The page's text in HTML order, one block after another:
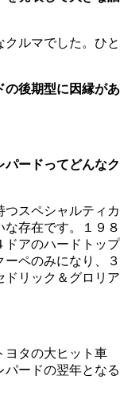
ルマでした。ひと
の後期型に因縁があ
パードってどんなク
スペシャルティカ
存在です。１９８
ドアのハードトップ
ペのみになり、３
ドリック＆グロリア
タの大ヒット車
パードの翌年となる